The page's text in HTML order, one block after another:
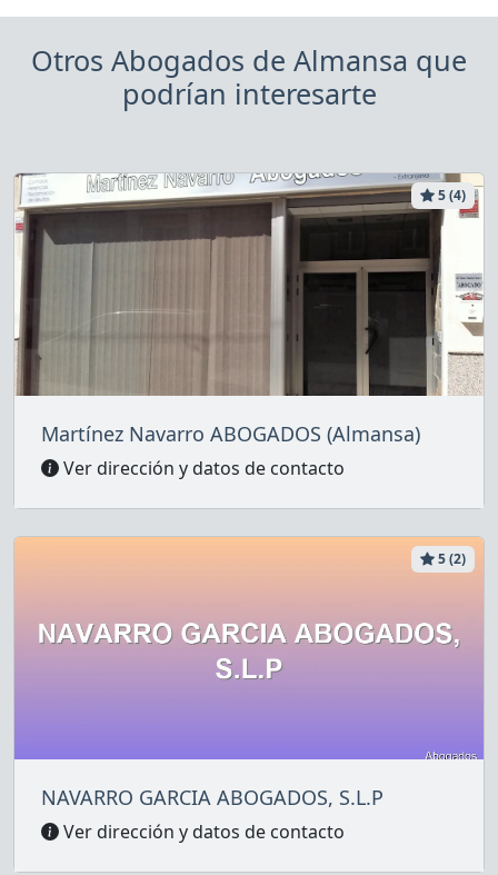
Otros Abogados de Almansa que
podrían interesarte
5 (4)
Martínez Navarro ABOGADOS (Almansa)
Ver dirección y datos de contacto
5 (2)
NAVARRO GARCIA ABOGADOS, S.L.P
Ver dirección y datos de contacto